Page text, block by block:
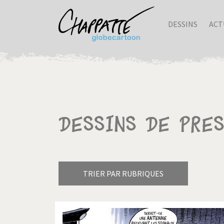
DESSINS
Dessins de
TRIER PAR RUBRIQUES
Armes à domicile